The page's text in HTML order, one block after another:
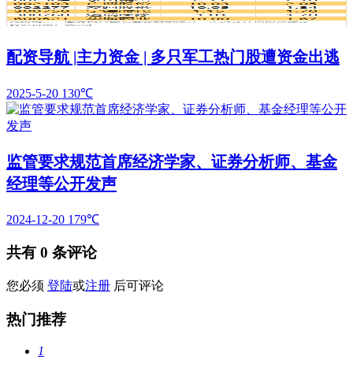
配资导航 |主力资金 | 多只军工热门股遭资金出逃
2025-5-20 130℃
监管要求规范首席经济学家、证券分析师、基金
经理等公开发声
2024-12-20 179℃
共有 0 条评论
您必须 登陆或注册 后可评论
热门推荐
1